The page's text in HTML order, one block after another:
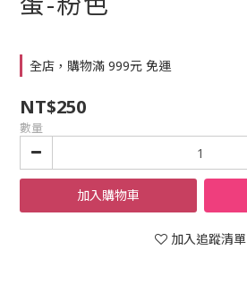
全店，購物滿 999元 免運
NT$250
數量
加入購物車
加入追蹤清單